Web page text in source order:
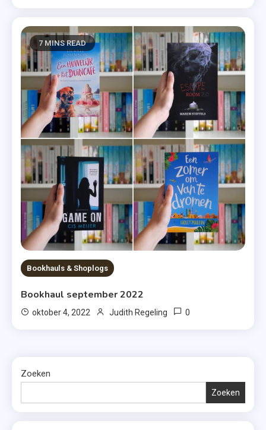
7 MINS READ
Bookhauls & Shoplogs
Bookhaul september 2022
oktober 4, 2022 Judith Regeling 0
Zoeken
Zoeken